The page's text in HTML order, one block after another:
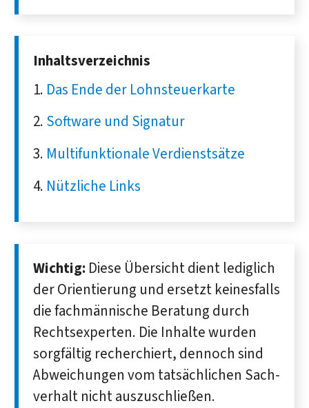
Inhaltsverzeichnis
Das Ende der Lohnsteuerkarte
Software und Signatur
Multifunktionale Verdienstsätze
Nützliche Links
Wichtig: Diese Übersicht dient lediglich
der Orientierung und ersetzt keinesfalls
die fach­männische Beratung durch
Rechts­experten. Die Inhalte wurden
sorg­fältig recherchiert, dennoch sind
Ab­weichungen vom tat­sächlichen Sach­
verhalt nicht auszuschließen.